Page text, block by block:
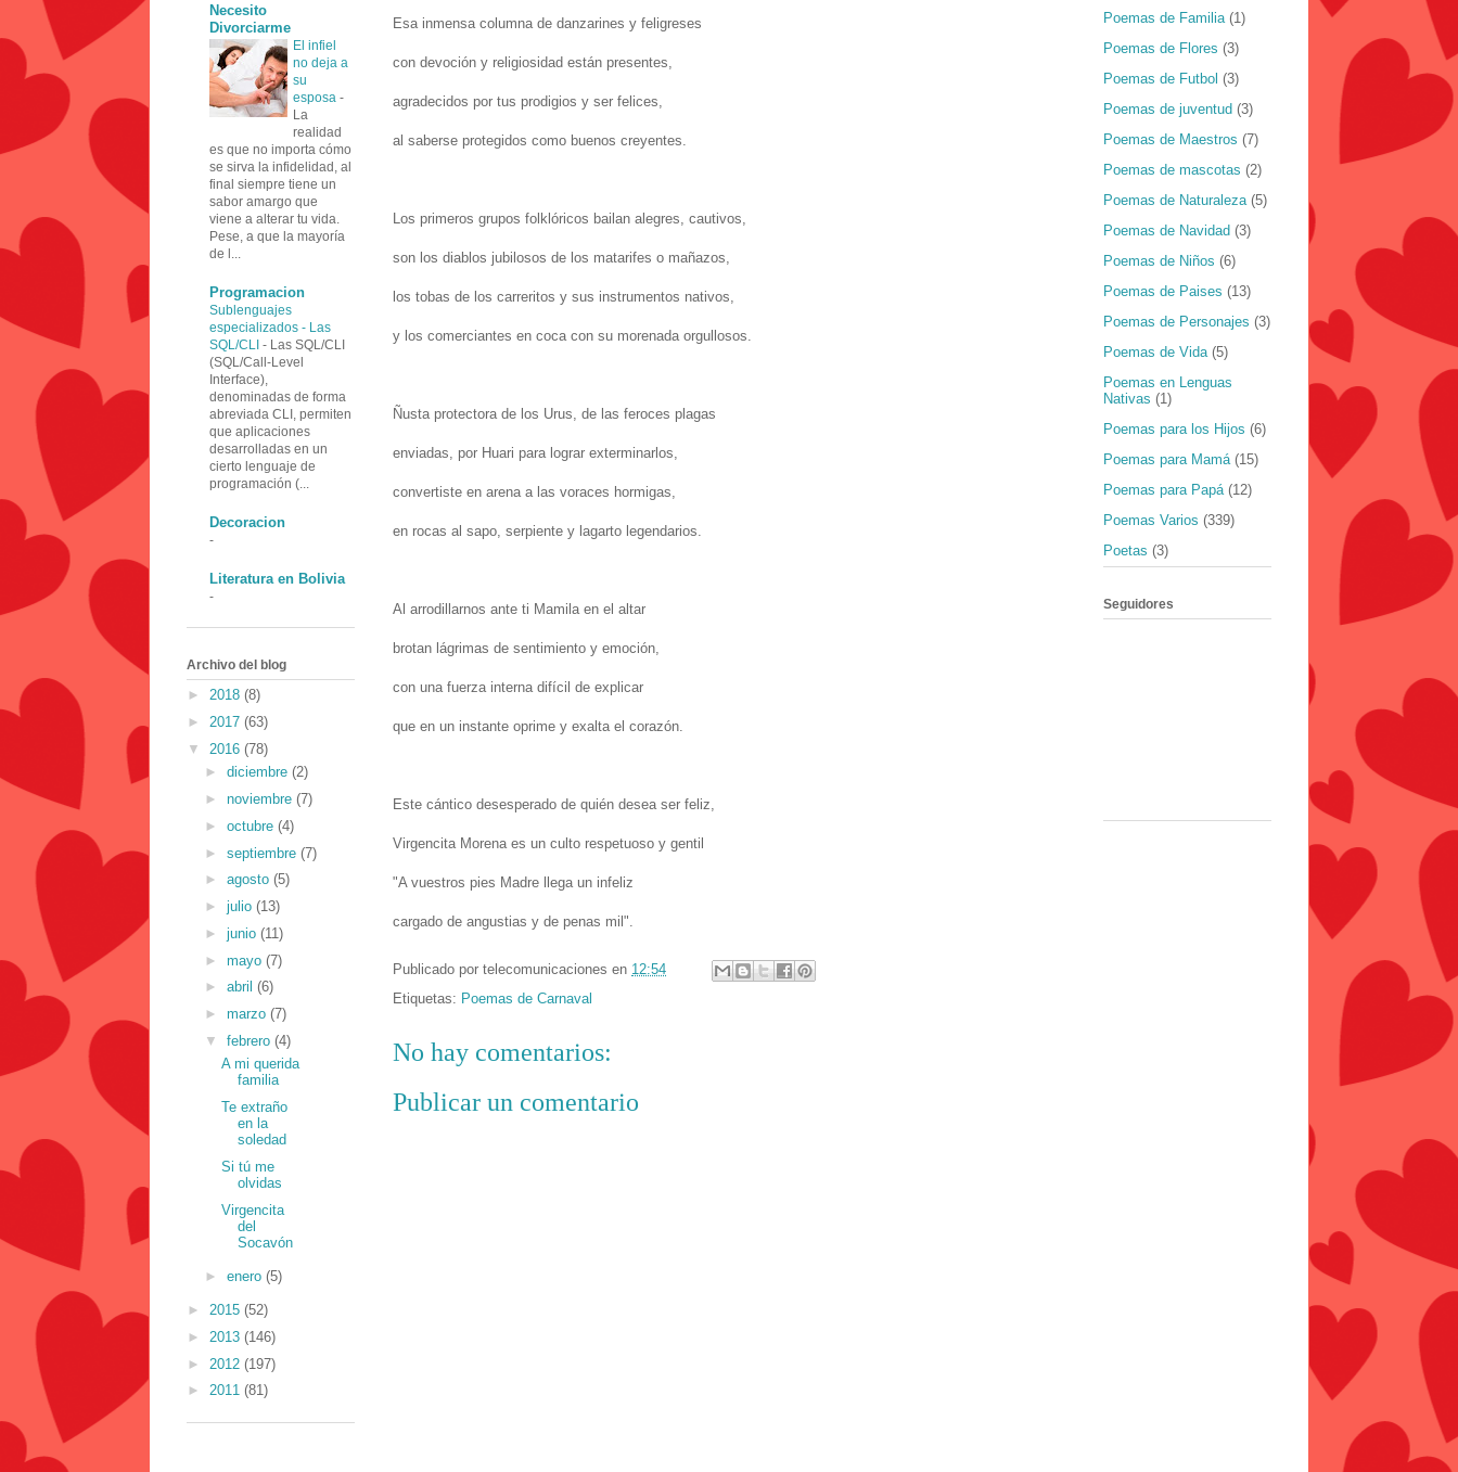
Esa inmensa columna de danzarines y feligreses
con devoción y religiosidad están presentes,
agradecidos por tus prodigios y ser felices,
al saberse protegidos como buenos creyentes.
Los primeros grupos folklóricos bailan alegres, cautivos,
son los diablos jubilosos de los matarifes o mañazos,
los tobas de los carreritos y sus instrumentos nativos,
y los comerciantes en coca con su morenada orgullosos.
Ñusta protectora de los Urus, de las feroces plagas
enviadas, por Huari para lograr exterminarlos,
convertiste en arena a las voraces hormigas,
en rocas al sapo, serpiente y lagarto legendarios.
Al arrodillarnos ante ti Mamila en el altar
brotan lágrimas de sentimiento y emoción,
con una fuerza interna difícil de explicar
que en un instante oprime y exalta el corazón.
Este cántico desesperado de quién desea ser feliz,
Virgencita Morena es un culto respetuoso y gentil
"A vuestros pies Madre llega un infeliz
cargado de angustias y de penas mil".
Publicado por telecomunicaciones en 12:54
Etiquetas: Poemas de Carnaval
No hay comentarios:
Publicar un comentario
Necesito
Divorciarme
El infiel
no deja a
su
esposa -
La
realidad
es que no importa cómo
se sirva la infidelidad, al
final siempre tiene un
sabor amargo que
viene a alterar tu vida.
Pese, a que la mayoría
de l...
Programacion
Sublenguajes
especializados - Las
SQL/CLI - Las SQL/CLI
(SQL/Call-Level
Interface),
denominadas de forma
abreviada CLI, permiten
que aplicaciones
desarrolladas en un
cierto lenguaje de
programación (...
Decoracion
-
Literatura en Bolivia
-
Archivo del blog
► 2018 (8)
► 2017 (63)
▼ 2016 (78)
► diciembre (2)
► noviembre (7)
► octubre (4)
► septiembre (7)
► agosto (5)
► julio (13)
► junio (11)
► mayo (7)
► abril (6)
► marzo (7)
▼ febrero (4)
A mi querida
familia
Te extraño
en la
soledad
Si tú me
olvidas
Virgencita
del
Socavón
► enero (5)
► 2015 (52)
► 2013 (146)
► 2012 (197)
► 2011 (81)
Poemas de Familia (1)
Poemas de Flores (3)
Poemas de Futbol (3)
Poemas de juventud (3)
Poemas de Maestros (7)
Poemas de mascotas (2)
Poemas de Naturaleza (5)
Poemas de Navidad (3)
Poemas de Niños (6)
Poemas de Paises (13)
Poemas de Personajes (3)
Poemas de Vida (5)
Poemas en Lenguas
Nativas (1)
Poemas para los Hijos (6)
Poemas para Mamá (15)
Poemas para Papá (12)
Poemas Varios (339)
Poetas (3)
Seguidores